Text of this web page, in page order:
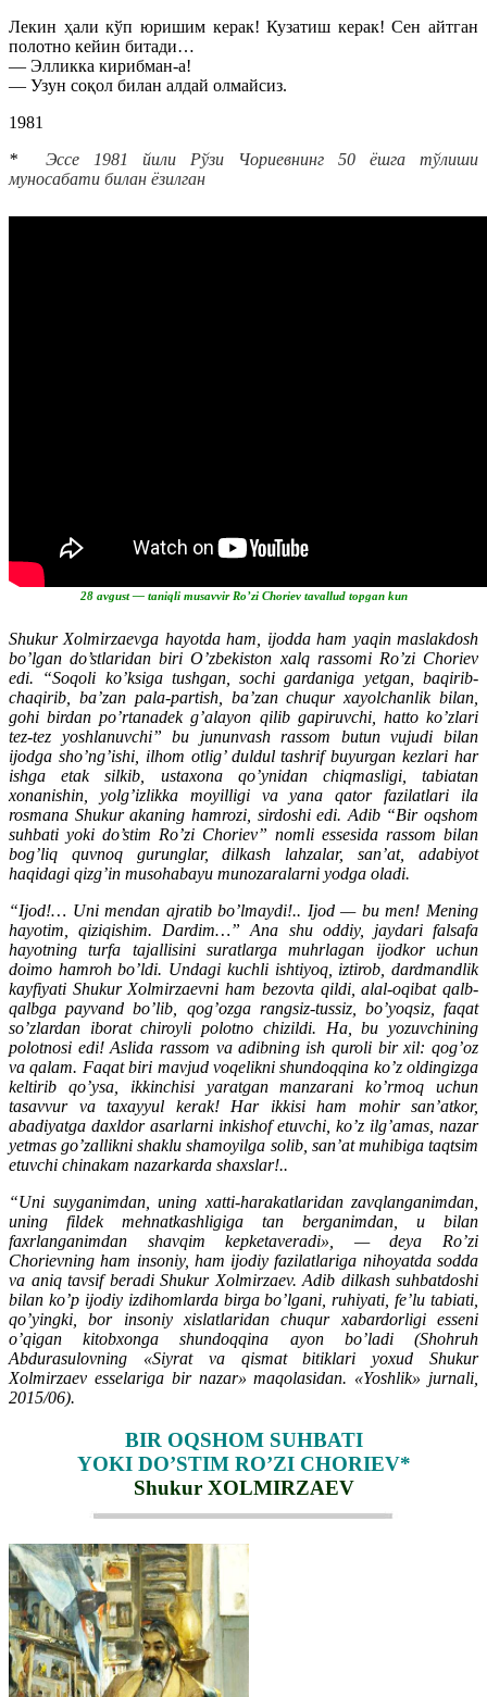
Лекин ҳали кўп юришим керак! Кузатиш керак! Сен айтган
полотно кейин битади…
— Элликка кирибман-а!
— Узун соқол билан алдай олмайсиз.
1981
* Эссе 1981 йили Рўзи Чориевнинг 50 ёшга тўлиши
муносабати билан ёзилган
28 avgust — taniqli musavvir Ro’zi Choriev tavallud topgan kun
Shukur Xolmirzaevga hayotda ham, ijodda ham yaqin maslakdosh
bo’lgan do’stlaridan biri O’zbekiston xalq rassomi Ro’zi Choriev
edi. “Soqoli ko’ksiga tushgan, sochi gardaniga yetgan, baqirib-
chaqirib, ba’zan pala-partish, ba’zan chuqur xayolchanlik bilan,
gohi birdan po’rtanadek g’alayon qilib gapiruvchi, hatto ko’zlari
tez-tez yoshlanuvchi” bu jununvash rassom butun vujudi bilan
ijodga sho’ng’ishi, ilhom otlig’ duldul tashrif buyurgan kezlari har
ishga etak silkib, ustaxona qo’ynidan chiqmasligi, tabiatan
xonanishin, yolg’izlikka moyilligi va yana qator fazilatlari ila
rosmana Shukur akaning hamrozi, sirdoshi edi. Adib “Bir oqshom
suhbati yoki do’stim Ro’zi Choriev” nomli essesida rassom bilan
bog’liq quvnoq gurunglar, dilkash lahzalar, san’at, adabiyot
haqidagi qizg’in musohabayu munozaralarni yodga oladi.
“Ijod!… Uni mendan ajratib bo’lmaydi!.. Ijod — bu men! Mening
hayotim, qiziqishim. Dardim…” Ana shu oddiy, jaydari falsafa
hayotning turfa tajallisini suratlarga muhrlagan ijodkor uchun
doimo hamroh bo’ldi. Undagi kuchli ishtiyoq, iztirob, dardmandlik
kayfiyati Shukur Xolmirzaevni ham bezovta qildi, alal-oqibat qalb-
qalbga payvand bo’lib, qog’ozga rangsiz-tussiz, bo’yoqsiz, faqat
so’zlardan iborat chiroyli polotno chizildi. Ha, bu yozuvchining
polotnosi edi! Aslida rassom va adibning ish quroli bir xil: qog’oz
va qalam. Faqat biri mavjud voqelikni shundoqqina ko’z oldingizga
keltirib qo’ysa, ikkinchisi yaratgan manzarani ko’rmoq uchun
tasavvur va taxayyul kerak! Har ikkisi ham mohir san’atkor,
abadiyatga daxldor asarlarni inkishof etuvchi, ko’z ilg’amas, nazar
yetmas go’zallikni shaklu shamoyilga solib, san’at muhibiga taqtsim
etuvchi chinakam nazarkarda shaxslar!..
“Uni suyganimdan, uning xatti-harakatlaridan zavqlanganimdan,
uning fildek mehnatkashligiga tan berganimdan, u bilan
faxrlanganimdan shavqim kepketaveradi», — deya Ro’zi
Chorievning ham insoniy, ham ijodiy fazilatlariga nihoyatda sodda
va aniq tavsif beradi Shukur Xolmirzaev. Adib dilkash suhbatdoshi
bilan ko’p ijodiy izdihomlarda birga bo’lgani, ruhiyati, fe’lu tabiati,
qo’yingki, bor insoniy xislatlaridan chuqur xabardorligi esseni
o’qigan kitobxonga shundoqqina ayon bo’ladi (Shohruh
Abdurasulovning «Siyrat va qismat bitiklari yoxud Shukur
Xolmirzaev esselariga bir nazar» maqolasidan. «Yoshlik» jurnali,
2015/06).
BIR OQSHOM SUHBATI
YOKI DO’STIM RO’ZI CHORIEV*
Shukur XOLMIRZAEV